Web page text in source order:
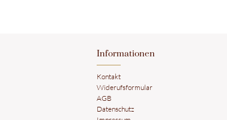
​Informationen
Kontakt
Widerufsformular
AGB
Datenschutz